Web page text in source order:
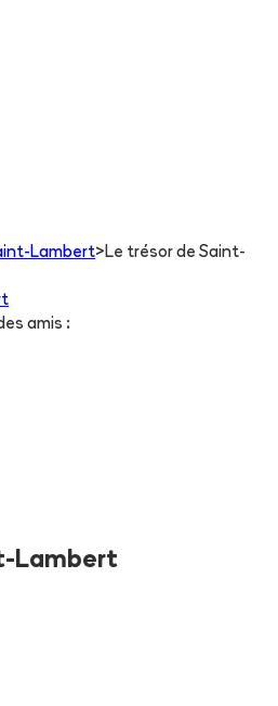
Lambert> Le trésor de Saint-
amis :
Lambert